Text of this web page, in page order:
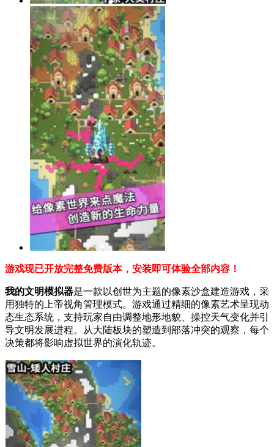
游戏现已开放完整免费版本，安装即可体验全部内容！
我的文明模拟器是一款以创世为主题的像素沙盒建造游戏，采
用独特的上帝视角管理模式。游戏通过精细的像素艺术呈现动
态生态系统，支持玩家自由调整地形地貌、操控天气变化并引
导文明发展进程。从大陆板块的塑造到部落冲突的观察，每个
决策都将影响虚拟世界的演化轨迹。